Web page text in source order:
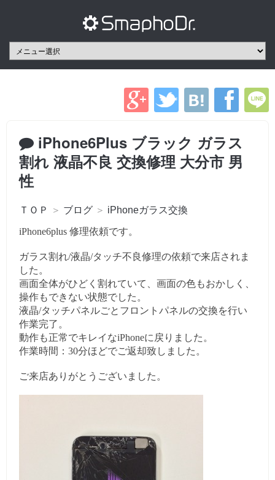
iPhone6Plus ブラック ガラス
割れ 液晶不良 交換修理 大分市 男
性
ＴＯＰ ＞ ブログ ＞ iPhoneガラス交換
iPhone6plus 修理依頼です。
ガラス割れ/液晶/タッチ不良修理の依頼で来店されま
した。
画面全体がひどく割れていて、画面の色もおかしく、
操作もできない状態でした。
液晶/タッチパネルごとフロントパネルの交換を行い
作業完了。
動作も正常でキレイなiPhoneに戻りました。
作業時間：30分ほどでご返却致しました。
ご来店ありがとうございました。